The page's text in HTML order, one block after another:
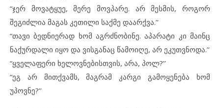
“ჯერ მოვატყუე, მერე მოვპარე. არ მესმის, როგორ
შეგიძლია მაგას კეთილი საქმე დაარქვა.’’
“თავი ბედნიერად ხომ აგრძნობინე. აპარატი კი მაინც
ნაქურდალი იყო და ვისგანაც წამოიღე, არ ეკუთვნოდა.’’
“ყველაფერი ხელოვნებისთვის, არა, პოლ?’’
“ეგ არ მითქვამს, მაგრამ კარგი გამოყენება ხომ
უპოვნე?’’